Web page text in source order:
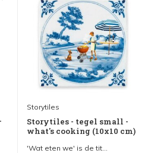
Storytiles
Storytiles - tegel small -
what's cooking (10x10 cm)
'Wat eten we' is de tit...